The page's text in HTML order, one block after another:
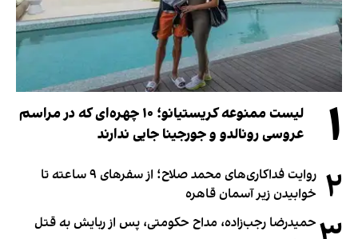
۱
لیست ممنوعه کریستیانو؛ ۱۰ چهره‌ای که در مراسم
عروسی رونالدو و جورجینا جایی ندارند
۲
روایت فداکاری‌های محمد صلاح؛ از سفرهای ۹ ساعته تا
خوابیدن زیر آسمان قاهره
حمیدرضا رجب‌زاده، مداح حکومتی، پس از ربایش به قتل